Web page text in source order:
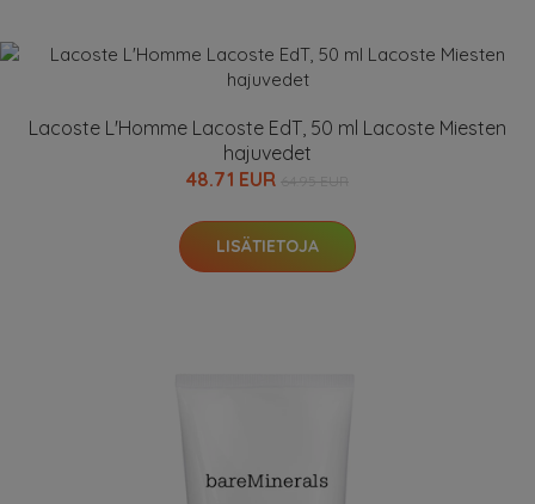
Lacoste L'Homme Lacoste EdT, 50 ml Lacoste Miesten
hajuvedet
48.71 EUR
LISÄTIETOJA